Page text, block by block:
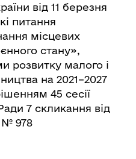
від 11 березня
питання
місцевих
стану»,
розвитку малого і
на 2021–2027
45 сесії
7 скликання від
№ 978